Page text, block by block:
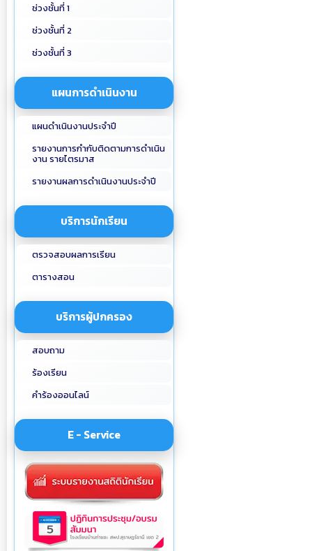
ช่วงชั้นที่ 1
ช่วงชั้นที่ 2
ช่วงชั้นที่ 3
แผนการดำเนินงาน
แผนดำเนินงานประจำปี
รายงานการกำกับติดตามการดำเนิน
งาน รายไตรมาส
รายงานผลการดำเนินงานประจำปี
บริการนักเรียน
ตรวจสอบผลการเรียน
ตารางสอน
บริการผู้ปกครอง
สอบถาม
ร้องเรียน
คำร้องออนไลน์
E - Service